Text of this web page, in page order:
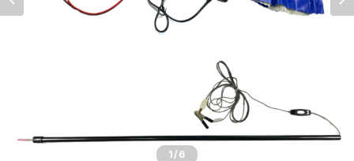
1 /6